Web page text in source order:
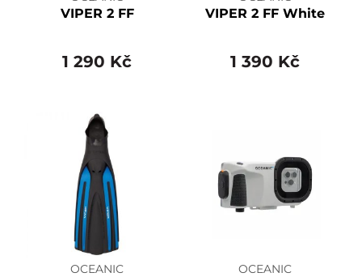
VIPER 2 FF
1 290 Kč
VIPER 2 FF White
1 390 Kč
OCEANIC OCEANIC